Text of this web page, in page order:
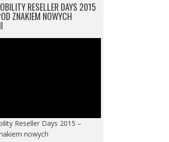
RESELLER DAYS 2015
ZNAKIEM NOWYCH
Reseller Days 2015 –
nowych